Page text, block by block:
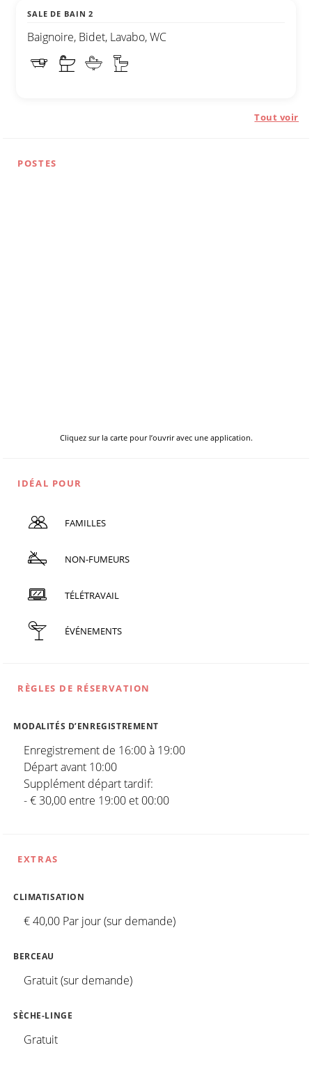
SALE DE BAIN 2
Baignoire, Bidet, Lavabo, WC
Tout voir
POSTES
Cliquez sur la carte pour l’ouvrir avec une application.
IDÉAL POUR
FAMILLES
NON-FUMEURS
TÉLÉTRAVAIL
ÉVÉNEMENTS
RÈGLES DE RÉSERVATION
MODALITÉS D’ENREGISTREMENT
Enregistrement de 16:00 à 19:00
Départ avant 10:00
Supplément départ tardif:
- € 30,00 entre 19:00 et 00:00
EXTRAS
CLIMATISATION
€ 40,00 Par jour (sur demande)
BERCEAU
Gratuit (sur demande)
SÈCHE-LINGE
Gratuit